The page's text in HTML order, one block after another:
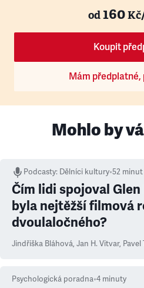
od160
Koupit
Mám předplatné,
Mohlo by
Podcasty: Dělníci kultury•52 minut
Čím lidi spojoval
byla nejtěžší filmová
dvoulaločného?
Jindřiška Bláhová, Jan H. Vitvar, Pavel
Psychologická poradna•4 minuty